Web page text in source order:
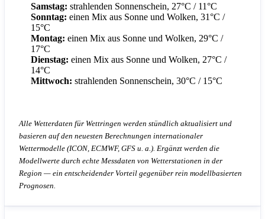
Samstag: strahlenden Sonnenschein, 27°C / 11°C
Sonntag: einen Mix aus Sonne und Wolken, 31°C /
15°C
Montag: einen Mix aus Sonne und Wolken, 29°C /
17°C
Dienstag: einen Mix aus Sonne und Wolken, 27°C /
14°C
Mittwoch: strahlenden Sonnenschein, 30°C / 15°C
Alle Wetterdaten für Wettringen werden stündlich aktualisiert und
basieren auf den neuesten Berechnungen internationaler
Wettermodelle (ICON, ECMWF, GFS u. a.). Ergänzt werden die
Modellwerte durch echte Messdaten von Wetterstationen in der
Region — ein entscheidender Vorteil gegenüber rein modellbasierten
Prognosen.